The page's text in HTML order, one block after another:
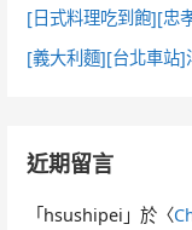
[日式料理吃到飽][忠
[義大利麵][台北車站]
近期留言
「hsushipei 」於〈